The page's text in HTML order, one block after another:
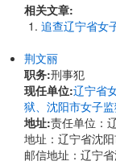
相关文章:
追查辽宁省女
荆文丽
职务:刑事犯
现任单位:辽宁省
狱、沈阳市女子监
地址:责任单位：
地址：辽宁省沈
邮信地址：辽宁